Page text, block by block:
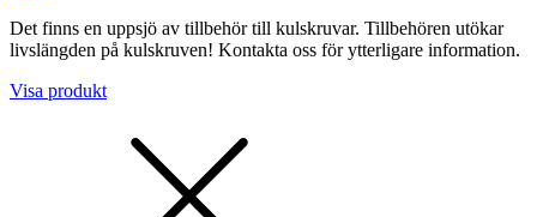
Mätning
MätskalorRäknare / Displayer
Det finns en uppsjö av tillbehör till kulskruvar. Tillbehören utökar
livslängden på kulskruven! Kontakta oss för ytterligare information.
Visa produkt